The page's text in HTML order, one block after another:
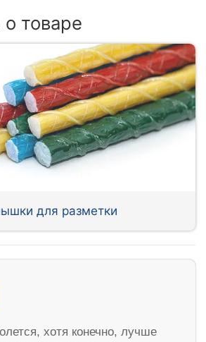
товаре
для разметки
хотя конечно, лучше